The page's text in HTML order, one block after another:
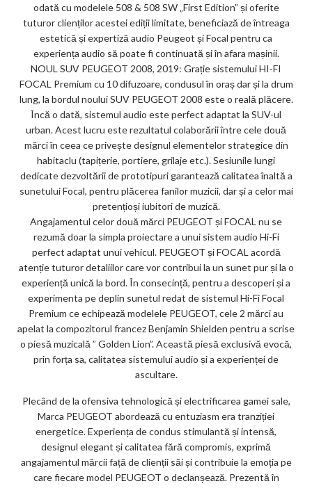
odată cu modelele 508 & 508 SW „First Edition” și oferite
tuturor clienților acestei ediții limitate, beneficiază de întreaga
estetică și expertiză audio Peugeot și Focal pentru ca
experiența audio să poate fi continuată și în afara mașinii.
NOUL SUV PEUGEOT 2008, 2019: Grație sistemului HI-FI
FOCAL Premium cu 10 difuzoare, condusul în oraș dar și la drum
lung, la bordul noului SUV PEUGEOT 2008 este o reală plăcere.
Încă o dată, sistemul audio este perfect adaptat la SUV-ul
urban. Acest lucru este rezultatul colaborării între cele două
mărci în ceea ce privește designul elementelor strategice din
habitaclu (tapițerie, portiere, grilaje etc.). Sesiunile lungi
dedicate dezvoltării de prototipuri garantează calitatea înaltă a
sunetului Focal, pentru plăcerea fanilor muzicii, dar și a celor mai
pretențioși iubitori de muzică.
Angajamentul celor două mărci PEUGEOT și FOCAL nu se
rezumă doar la simpla proiectare a unui sistem audio Hi-Fi
perfect adaptat unui vehicul. PEUGEOT și FOCAL acordă
atenție tuturor detaliilor care vor contribui la un sunet pur și la o
experiență unică la bord. În consecință, pentru a descoperi și a
experimenta pe deplin sunetul redat de sistemul Hi-Fi Focal
Premium ce echipează modelele PEUGEOT, cele 2 mărci au
apelat la compozitorul francez Benjamin Shielden pentru a scrise
o piesă muzicală ” Golden Lion”. Această piesă exclusivă evocă,
prin forța sa, calitatea sistemului audio și a experienței de
ascultare.
Plecând de la ofensiva tehnologică și electrificarea gamei sale,
Marca PEUGEOT abordează cu entuziasm era tranziției
energetice. Experiența de condus stimulantă și intensă,
designul elegant și calitatea fără compromis, exprimă
angajamentul mărcii față de clienții săi și contribuie la emoția pe
care fiecare model PEUGEOT o declanșează. Prezentă în